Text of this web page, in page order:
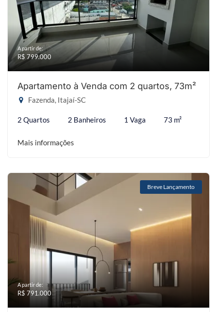
A partir de:
R$ 799.000
Apartamento à Venda com 2 quartos, 73m²
Fazenda, Itajaí-SC
2 Quartos 2 Banheiros 1 Vaga 73 m²
Mais informações
Breve Lançamento
A partir de:
R$ 791.000